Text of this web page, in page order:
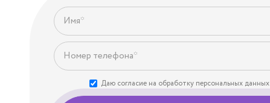
Даю согласие на обработку персональных данных